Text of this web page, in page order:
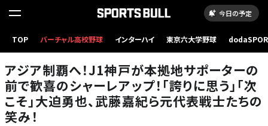
今日の予定
TOP バーチャル高校野球 インターハイ 東京六大学野球
シャーレを掲げるヴィッセル神戸の山川哲史ら。（20260607）撮影／原壮史（Sony α1使用）
アジア制覇へ！J1神戸が本拠地サポーターの
前で歓喜のシャーレアップ！｢誇りに思う｣｢次
こそ｣大迫勇也、武藤嘉紀ら元代表戦士たちの
笑み！